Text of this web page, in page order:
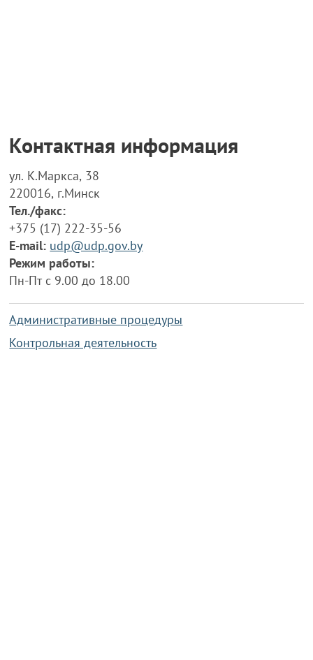
Контактная информация
ул. К.Маркса, 38
220016, г.Минск
Тел./факс:
+375 (17) 222-35-56
E-mail: udp@udp.gov.by
Режим работы:
Пн-Пт с 9.00 до 18.00
Административные процедуры
Контрольная деятельность